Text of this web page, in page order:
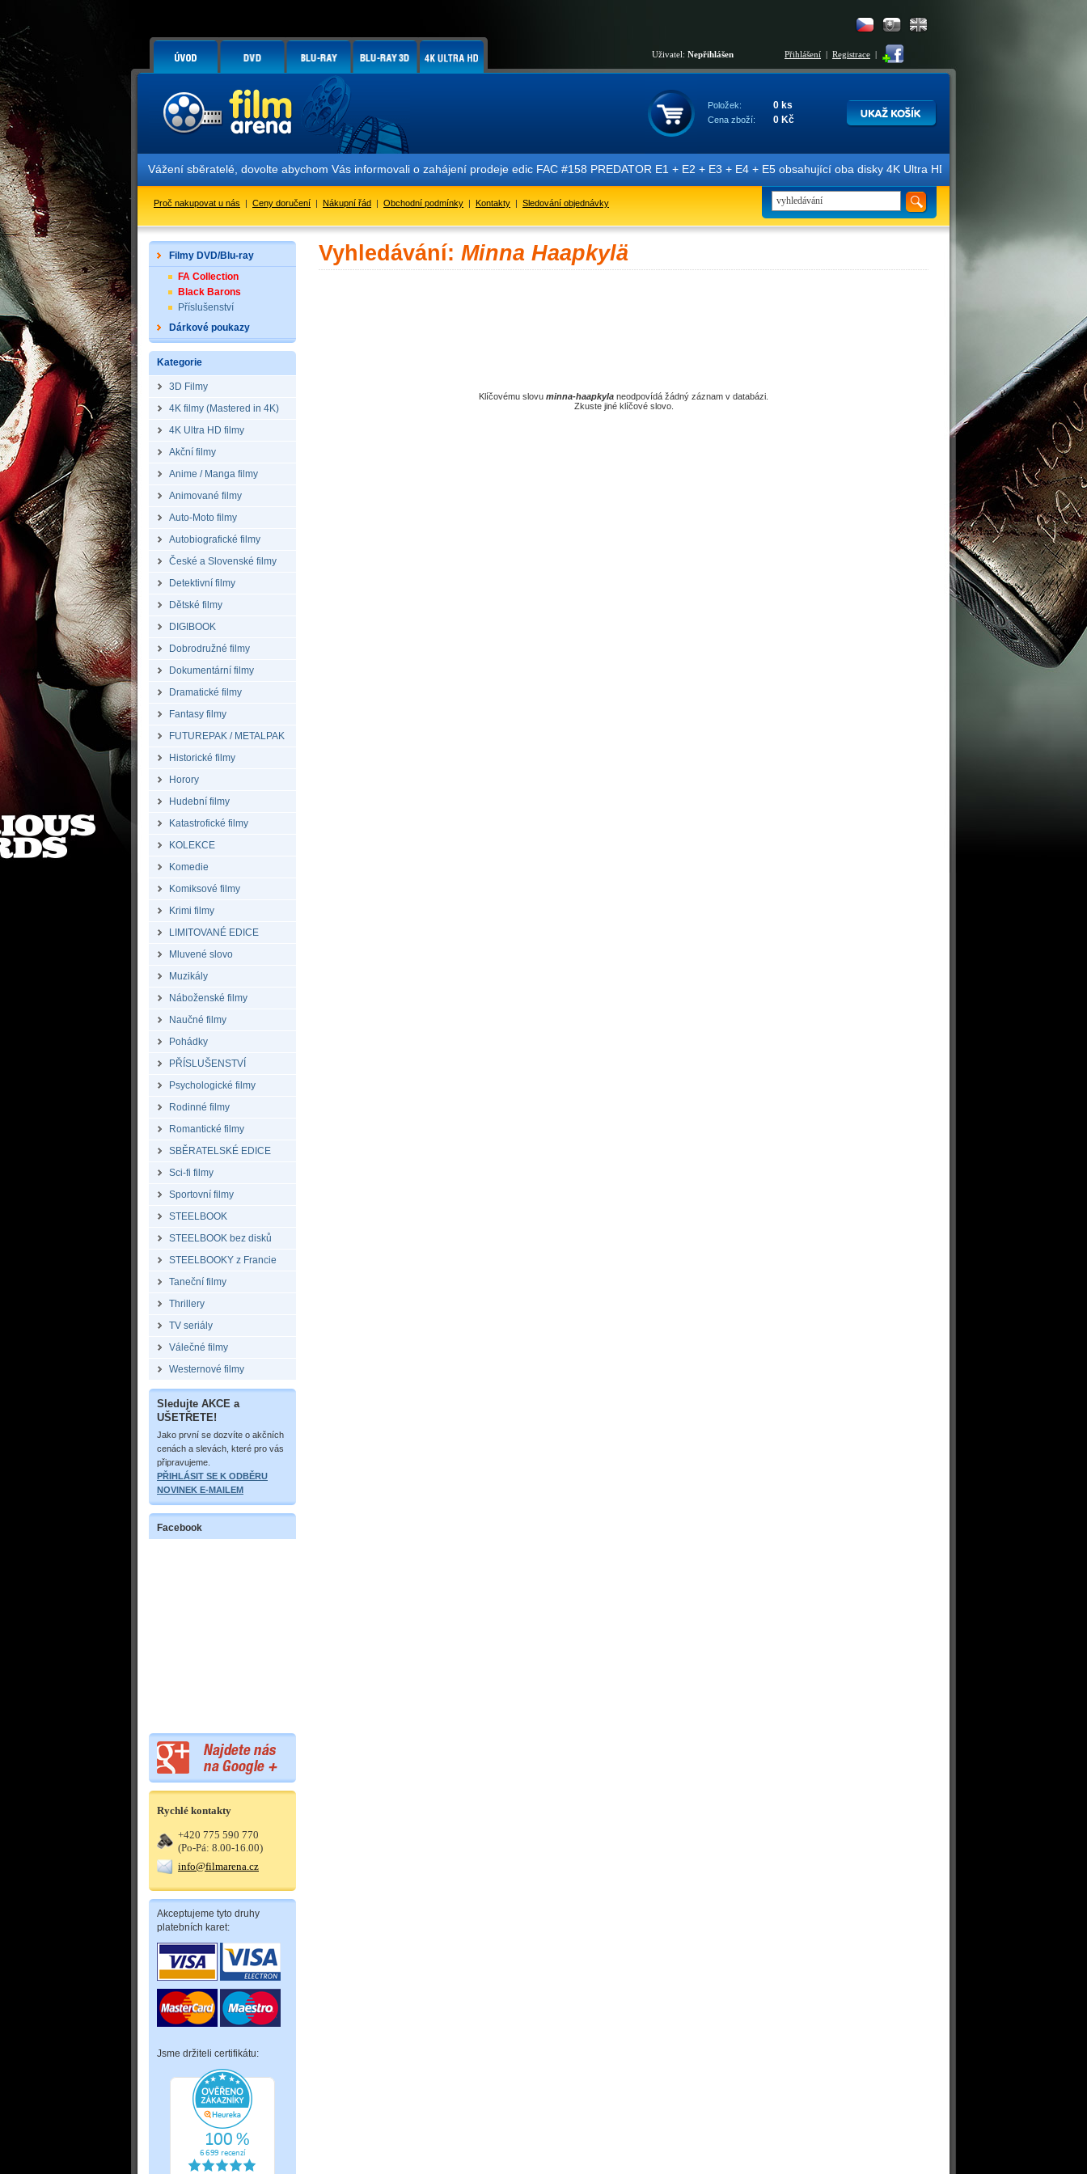
Uživatel: Nepřihlášen Přihlášení | Registrace |
Položek: 0 ks
Cena zboží: 0 Kč
Vážení sběratelé, dovolte abychom Vás informovali o zahájení prodeje edic FAC #158 PREDATOR E1 + E2 + E3 + E4 + E5 obsahující oba disky 4K Ultra HD + Blu-ray 3D/2D.
Proč nakupovat u nás | Ceny doručení | Nákupní řád | Obchodní podmínky | Kontakty | Sledování objednávky
Filmy DVD/Blu-ray
FA Collection
Black Barons
Příslušenství
Dárkové poukazy
Kategorie
3D Filmy
4K filmy (Mastered in 4K)
4K Ultra HD filmy
Akční filmy
Anime / Manga filmy
Animované filmy
Auto-Moto filmy
Autobiografické filmy
České a Slovenské filmy
Detektivní filmy
Dětské filmy
DIGIBOOK
Dobrodružné filmy
Dokumentární filmy
Dramatické filmy
Fantasy filmy
FUTUREPAK / METALPAK
Historické filmy
Horory
Hudební filmy
Katastrofické filmy
KOLEKCE
Komedie
Komiksové filmy
Krimi filmy
LIMITOVANÉ EDICE
Mluvené slovo
Muzikály
Náboženské filmy
Naučné filmy
Pohádky
PŘÍSLUŠENSTVÍ
Psychologické filmy
Rodinné filmy
Romantické filmy
SBĚRATELSKÉ EDICE
Sci-fi filmy
Sportovní filmy
STEELBOOK
STEELBOOK bez disků
STEELBOOKY z Francie
Taneční filmy
Thrillery
TV seriály
Válečné filmy
Westernové filmy
Sledujte AKCE a
UŠETŘETE!
Jako první se dozvíte o akčních
cenách a slevách, které pro vás
připravujeme.
PŘIHLÁSIT SE K ODBĚRU
NOVINEK E-MAILEM
Facebook
Rychlé kontakty
+420 775 590 770
(Po-Pá: 8.00-16.00)
info@filmarena.cz
Akceptujeme tyto druhy
platebních karet:
Jsme držiteli certifikátu:
Vyhledávání: Minna Haapkylä
Klíčovému slovu minna-haapkyla neodpovídá žádný záznam v databázi.
Zkuste jiné klíčové slovo.